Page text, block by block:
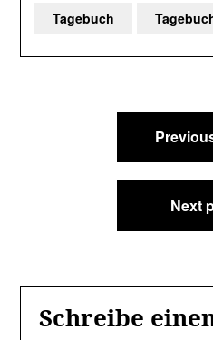
Tagebuch
Next
Schreibe